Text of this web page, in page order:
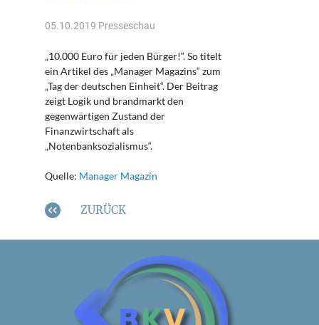
05.10.2019 Presseschau
„10.000 Euro für jeden Bürger!“. So titelt
ein Artikel des „Manager Magazins“ zum
„Tag der deutschen Einheit“. Der Beitrag
zeigt Logik und brandmarkt den
gegenwärtigen Zustand der
Finanzwirtschaft als
„Notenbanksozialismus“.
Quelle: Manager Magazin
ZURÜCK